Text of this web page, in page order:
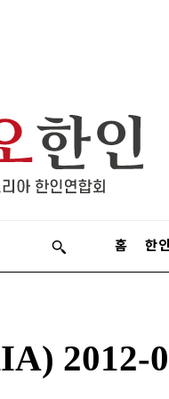
홈 한
2012-